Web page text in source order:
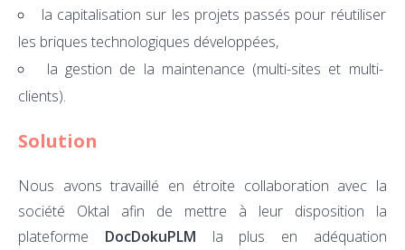
la capitalisation sur les projets passés pour réutiliser
les briques technologiques développées,
la gestion de la maintenance (multi-sites et multi-
clients).
Solution
Nous avons travaillé en étroite collaboration avec la
société Oktal afin de mettre à leur disposition la
plateforme DocDokuPLM la plus en adéquation